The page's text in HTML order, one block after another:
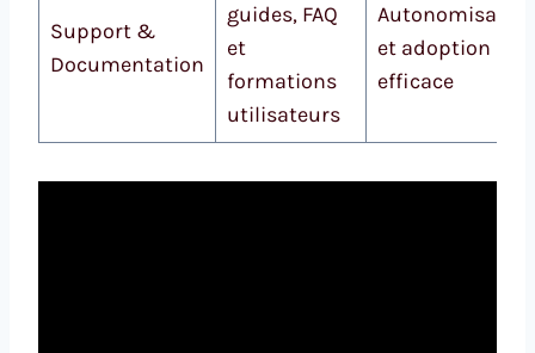
Support &
Documentation
guides, FAQ
et
formations
utilisateurs
Autonomisation
et adoption
efficace